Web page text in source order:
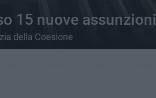
15 nuove assunzioni
della Coesione